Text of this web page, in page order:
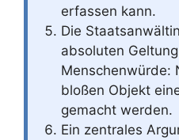
erfassen kann.
Die
absoluten
Menschenwürde:
bloßen Objekt
gemacht werden.
Ein zentrales